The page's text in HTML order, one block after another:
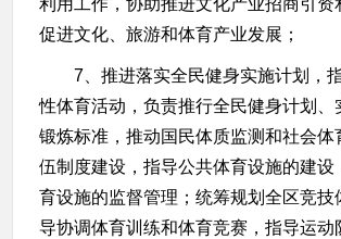
利用工作，协助推进文化产业招商引资
促进文化、旅游和体育产业发展；
7、推进落实全民健身实施计划，
性体育活动，负责推行全民健身计划、
锻炼标准，推动国民体质监测和社会体
伍制度建设，指导公共体育设施的建设
育设施的监督管理；统筹规划全区竞技
导协调体育训练和体育竞赛，指导运动